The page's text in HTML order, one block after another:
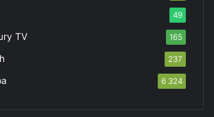
49
TV 165
237
6 324